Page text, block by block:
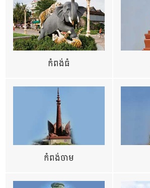
កំពង់ធំ
កំពង់ចាម